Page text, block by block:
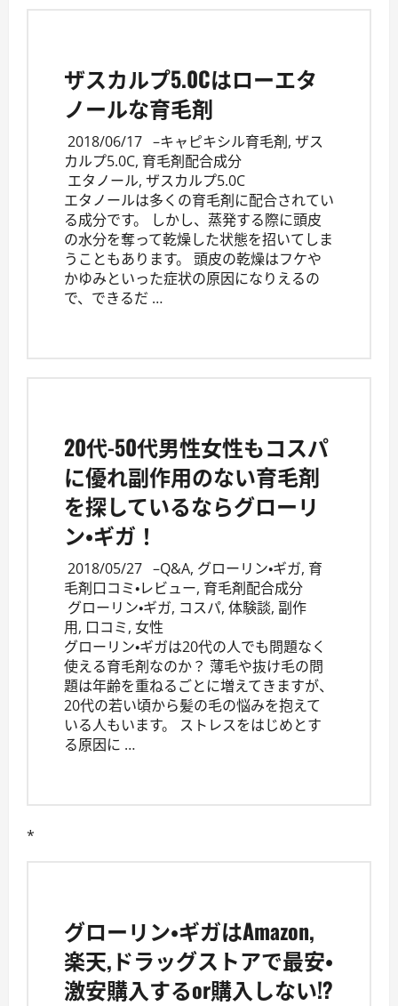
ザスカルプ5.0Cはローエタ
ノールな育毛剤
2018/06/17 –キャピキシル育毛剤, ザス
カルプ5.0C, 育毛剤配合成分
エタノール, ザスカルプ5.0C
エタノールは多くの育毛剤に配合されてい
る成分です。 しかし、蒸発する際に頭皮
の水分を奪って乾燥した状態を招いてしま
うこともあります。 頭皮の乾燥はフケや
かゆみといった症状の原因になりえるの
で、できるだ …
20代-50代男性女性もコスパ
に優れ副作用のない育毛剤
を探しているならグローリ
ン・ギガ！
2018/05/27 –Q&A, グローリン・ギガ, 育
毛剤口コミ・レビュー, 育毛剤配合成分
グローリン・ギガ, コスパ, 体験談, 副作
用, 口コミ, 女性
グローリン・ギガは20代の人でも問題なく
使える育毛剤なのか？ 薄毛や抜け毛の問
題は年齢を重ねるごとに増えてきますが、
20代の若い頃から髪の毛の悩みを抱えて
いる人もいます。 ストレスをはじめとす
る原因に …
*
グローリン・ギガはAmazon,
楽天,ドラッグストアで最安・
激安購入するor購入しない!?